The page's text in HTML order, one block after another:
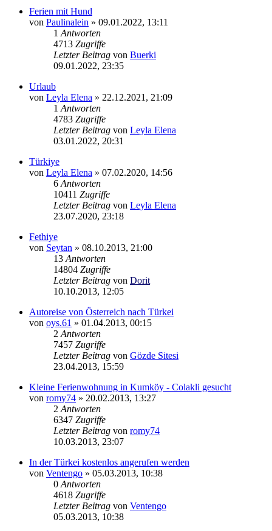
Ferien mit Hund
von Paulinalein » 09.01.2022, 13:11
1 Antworten
4713 Zugriffe
Letzter Beitrag von Buerki
09.01.2022, 23:35
Urlaub
von Leyla Elena » 22.12.2021, 21:09
1 Antworten
4783 Zugriffe
Letzter Beitrag von Leyla Elena
03.01.2022, 20:31
Türkiye
von Leyla Elena » 07.02.2020, 14:56
6 Antworten
10411 Zugriffe
Letzter Beitrag von Leyla Elena
23.07.2020, 23:18
Fethiye
von Seytan » 08.10.2013, 21:00
13 Antworten
14804 Zugriffe
Letzter Beitrag von Dorit
10.10.2013, 12:05
Autoreise von Österreich nach Türkei
von oys.61 » 01.04.2013, 00:15
2 Antworten
7457 Zugriffe
Letzter Beitrag von Gözde Sitesi
23.04.2013, 15:59
Kleine Ferienwohnung in Kumköy - Colakli gesucht
von romy74 » 20.02.2013, 13:27
2 Antworten
6347 Zugriffe
Letzter Beitrag von romy74
10.03.2013, 23:07
In der Türkei kostenlos angerufen werden
von Ventengo » 05.03.2013, 10:38
0 Antworten
4618 Zugriffe
Letzter Beitrag von Ventengo
05.03.2013, 10:38